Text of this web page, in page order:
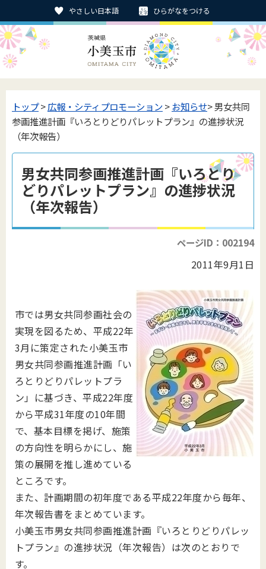
やさしい日本語 ひらがなをつける
トップ>広報・シティプロモーション>お知らせ> 男女共同
参画推進計画『いろとりどりパレットプラン』の進捗状況
（年次報告）
男女共同参画推進計画『いろとり
どりパレットプラン』の進捗状況
（年次報告）
ページID：002194
2011年9月1日
市では男女共同参画社会の
実現を図るため、平成22年
3月に策定された小美玉市
男女共同参画推進計画「い
ろとりどりパレットプラ
ン」に基づき、平成22年度
から平成31年度の10年間
で、基本目標を掲げ、施策
の方向性を明らかにし、施
策の展開を推し進めている
ところです。
また、計画期間の初年度である平成22年度から毎年、
年次報告書をまとめています。
小美玉市男女共同参画推進計画『いろとりどりパレッ
トプラン』の進捗状況（年次報告）は次のとおりで
す。